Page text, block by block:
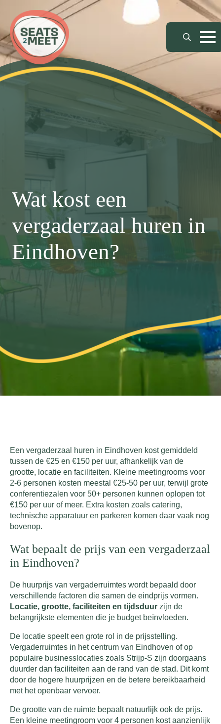
Search
Wat kost een
vergaderzaal huren in
Eindhoven?
Een vergaderzaal huren in Eindhoven kost gemiddeld
tussen de €25 en €150 per uur, afhankelijk van de
grootte, locatie en faciliteiten. Kleine meetingrooms voor
2-6 personen kosten meestal €25-50 per uur, terwijl grote
conferentiezalen voor 50+ personen kunnen oplopen tot
€150 per uur of meer. Extra kosten zoals catering,
technische apparatuur en parkeren komen daar vaak nog
bovenop.
Wat bepaalt de prijs van een vergaderzaal
in Eindhoven?
De huurprijs van vergaderruimtes wordt bepaald door
verschillende factoren die samen de eindprijs vormen.
Locatie, grootte, faciliteiten en tijdsduur zijn de
belangrijkste elementen die je budget beïnvloeden.
De locatie speelt een grote rol in de prijsstelling.
Vergaderruimtes in het centrum van Eindhoven of op
populaire businesslocaties zoals Strijp-S zijn doorgaans
duurder dan faciliteiten aan de rand van de stad. Dit komt
door de hogere huurprijzen en de betere bereikbaarheid
met het openbaar vervoer.
De grootte van de ruimte bepaalt natuurlijk ook de prijs.
Een kleine meetingroom voor 4 personen kost aanzienlijk